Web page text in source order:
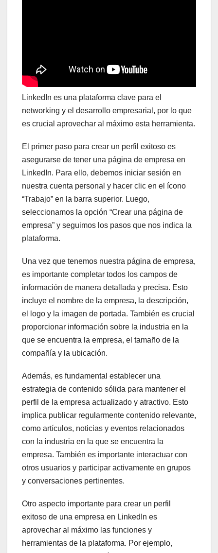
LinkedIn es una plataforma clave para el
networking y el desarrollo empresarial, por lo que
es crucial aprovechar al máximo esta herramienta.
El primer paso para crear un perfil exitoso es
asegurarse de tener una página de empresa en
LinkedIn. Para ello, debemos iniciar sesión en
nuestra cuenta personal y hacer clic en el ícono
“Trabajo” en la barra superior. Luego,
seleccionamos la opción “Crear una página de
empresa” y seguimos los pasos que nos indica la
plataforma.
Una vez que tenemos nuestra página de empresa,
es importante completar todos los campos de
información de manera detallada y precisa. Esto
incluye el nombre de la empresa, la descripción,
el logo y la imagen de portada. También es crucial
proporcionar información sobre la industria en la
que se encuentra la empresa, el tamaño de la
compañía y la ubicación.
Además, es fundamental establecer una
estrategia de contenido sólida para mantener el
perfil de la empresa actualizado y atractivo. Esto
implica publicar regularmente contenido relevante,
como artículos, noticias y eventos relacionados
con la industria en la que se encuentra la
empresa. También es importante interactuar con
otros usuarios y participar activamente en grupos
y conversaciones pertinentes.
Otro aspecto importante para crear un perfil
exitoso de una empresa en LinkedIn es
aprovechar al máximo las funciones y
herramientas de la plataforma. Por ejemplo,